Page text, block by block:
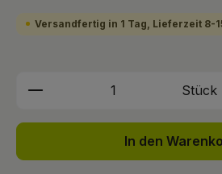
Versandfertig in 1 Tag, Lieferzeit 8-
Produkt Anzahl: GibStück
In den